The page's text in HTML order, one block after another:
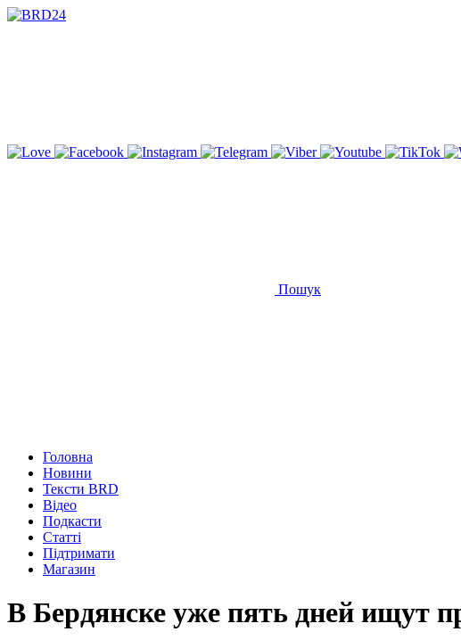
Пошук
Головна
Новини
Тексти BRD
Відео
Подкасти
Статті
Підтримати
Магазин
В Бердянске уже пять дней ищут